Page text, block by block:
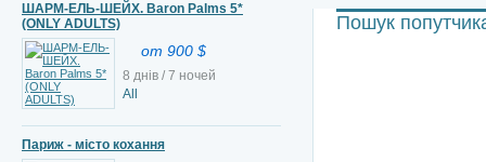
Пошук
ШАРМ-ЕЛЬ-ШЕЙХ. Baron Palms 5*
(ONLY ADULTS)
от 900 $
8 днів / 7 ночей
All
Париж - місто кохання